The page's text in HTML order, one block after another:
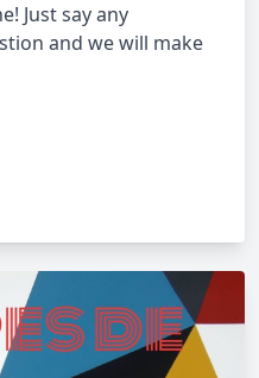
Just say any
and we will make